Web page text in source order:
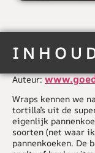
Auteur:
Wraps kennen we
tortilla’s uit de
eigenlijk
soorten (net waar
pannenkoeken. De